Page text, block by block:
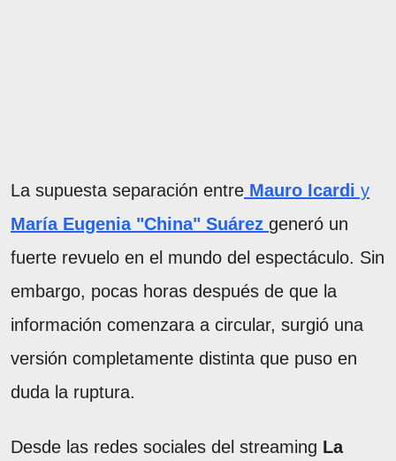
La supuesta separación entre Mauro Icardi y
María Eugenia "China" Suárez generó un
fuerte revuelo en el mundo del espectáculo. Sin
embargo, pocas horas después de que la
información comenzara a circular, surgió una
versión completamente distinta que puso en
duda la ruptura.
Desde las redes sociales del streaming La